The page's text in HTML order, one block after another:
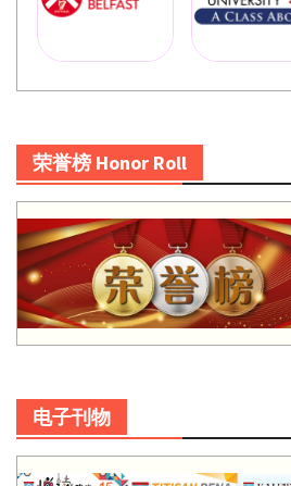
荣誉榜 Honor Roll
电子刊物